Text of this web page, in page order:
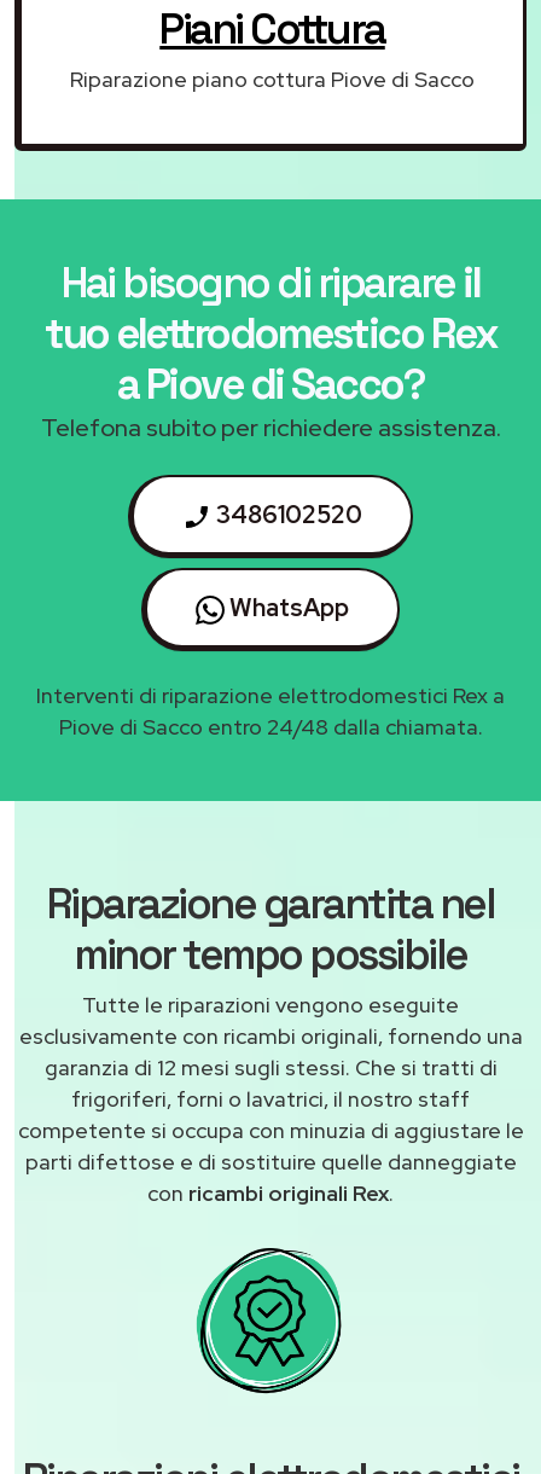
Piani Cottura
Riparazione piano cottura Piove di Sacco
Hai bisogno di riparareil
tuo elettrodomestico Rex
a Piove di Sacco?
Telefona subito per richiedere assistenza.
3486102520
WhatsApp
Interventi di riparazione elettrodomestici Rex a
Piove di Sacco entro 24/48 dalla chiamata.
Riparazione garantita nel
minor tempo possibile
Tutte le riparazioni vengono eseguite
esclusivamente con ricambi originali, fornendo una
garanzia di 12 mesi sugli stessi. Che si tratti di
frigoriferi, forni o lavatrici, il nostro staff
competente si occupa con minuzia di aggiustare le
parti difettose e di sostituire quelle danneggiate
con ricambi originali Rex.